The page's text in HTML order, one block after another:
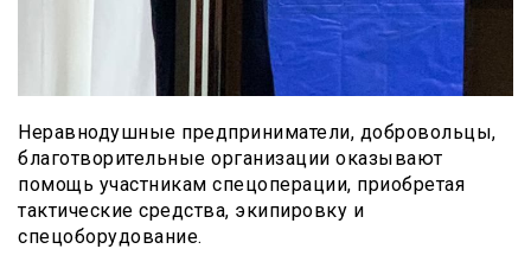
Неравнодушные предприниматели, добровольцы,
благотворительные организации оказывают
помощь участникам спецоперации, приобретая
тактические средства, экипировку и
спецоборудование.